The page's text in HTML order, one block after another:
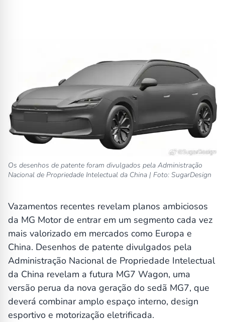
Os desenhos de patente foram divulgados pela Administração
Nacional de Propriedade Intelectual da China | Foto: SugarDesign
Vazamentos recentes revelam planos ambiciosos
da MG Motor de entrar em um segmento cada vez
mais valorizado em mercados como Europa e
China. Desenhos de patente divulgados pela
Administração Nacional de Propriedade Intelectual
da China revelam a futura MG7 Wagon, uma
versão perua da nova geração do sedã MG7, que
deverá combinar amplo espaço interno, design
esportivo e motorização eletrificada.